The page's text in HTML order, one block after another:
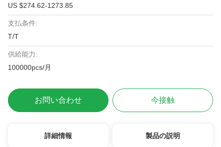
US $274.62-1273.85
支払条件:
T/T
供給能力:
100000pcs/月
お問い合わせ 今接触
詳細情報 製品の説明